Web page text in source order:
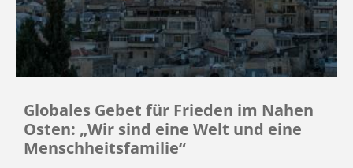
Globales Gebet für Frieden im Nahen
Osten: „Wir sind eine Welt und eine
Menschheitsfamilie“